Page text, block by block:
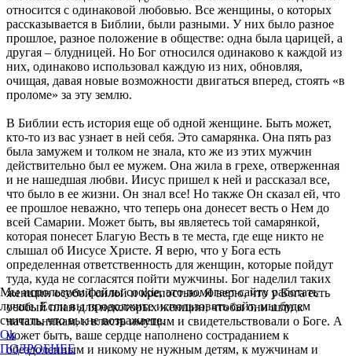
относится с одинаковой любовью. Все женщины, о которых
рассказывается в Библии, были разными. У них было разное
прошлое, разное положение в обществе: одна была царицей, а
другая – блудницей. Но Бог относился одинаково к каждой из
них, одинаково использовал каждую из них, обновляя,
очищая, давая новые возможности двигаться вперед, стоять «в
проломе» за эту землю.
В Библии есть история еще об одной женщине. Быть может,
кто-то из вас узнает в ней себя. Это самарянка. Она пять раз
была замужем и толком не знала, кто же из этих мужчин
действительно был ее мужем. Она жила в грехе, отверженная
и не нашедшая любви. Иисус пришел к ней и рассказал все,
что было в ее жизни. Он знал все! Но также Он сказал ей, что
ее прошлое неважно, что теперь она донесет весть о Нем до
всей Самарии. Может быть, вы являетесь той самарянкой,
которая понесет Благую Весть в те места, где еще никто не
слышал об Иисусе Христе. Я верю, что у Бога есть
определенная ответственность для женщин, которые пойдут
туда, куда не согласятся пойти мужчины. Бог наделил таких
женщин особой силой и крепостью. Я верю, что у Бога есть
особый план для некоторых женщин, чтобы они шли к
начальникам, к власть имущим и свидетельствовали о Боге. А
может быть, ваше сердце наполнено состраданием к
обездоленным и никому не нужным детям, к мужчинам и
Мы используем файлы cookie, это помогает сайту работать
лучше. Если вы продолжите использовать сайт, мы будем
считать, что вы не возражаете.
Ok
ПОДРОБНЕЕ